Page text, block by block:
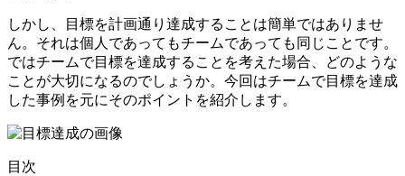
しかし、目標を計画通り達成することは簡単ではありませ
ん。それは個人であってもチームであっても同じことです。
ではチームで目標を達成することを考えた場合、どのような
ことが大切になるのでしょうか。今回はチームで目標を達成
した事例を元にそのポイントを紹介します。
目次